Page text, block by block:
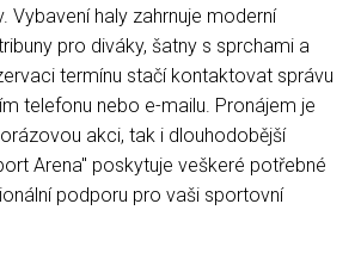
Vybavení haly zahrnuje moderní
pro diváky, šatny s sprchami a
termínu stačí kontaktovat správu
telefonu nebo e-mailu. Pronájem je
akci, tak i dlouhodobější
Arena" poskytuje veškeré potřebné
podporu pro vaši sportovní